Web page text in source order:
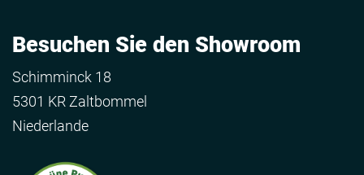
Besuchen Sie den Showroom
Schimminck 18
5301 KR Zaltbommel
Niederlande